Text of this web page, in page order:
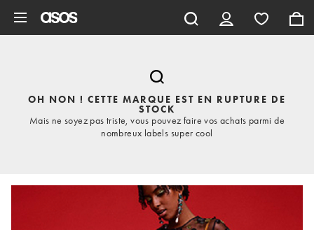
OH NON ! CETTE MARQUE EST EN RUPTURE DE
STOCK
Mais ne soyez pas triste, vous pouvez faire vos achats parmi de
nombreux labels super cool